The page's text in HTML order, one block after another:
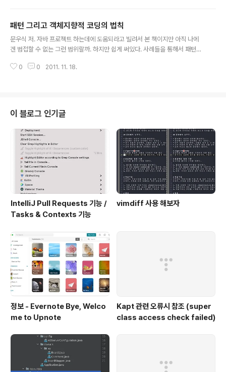
야하고 요구사항을 잘 구현해 전달 해야만 한다. 그렇게 사
용자 - 개발자는 커왔다. 하지만 시대는 급격하게 변화하고
IT는 눈을 감았다 뜨면 새로운 기술이 나오는 시대이니. 학
모든 것에 다재다능한 개발자란 없다. 단, 개발자는 고객의
패턴 그리고 객체지향적 코딩의 법칙
문우식 저. 자바 프로젝트 하는데에 도움되라고 빌려서 본 책이지만 아직 나에
겐 범접할 수 없는 그런 범위랄까. 하지만 쉽게 써있다. 사례들을 통해서 패턴에
이다. 탄력적인 코드다. 유연한 프로그램이다라고 사례로서 소개하고 패턴에 대
의 것을 추상화시킨 클래스의 형태라고 말하고 싶다. 원래 밥만 되면 되지 라고
하면 그건 고객의 니즈를 충족시키지 못하는 제품일 것이다. 그러나 개발자란
고객의 니즈를 충족시켜주..
0 0 2011. 11. 18.
이 블로그 인기글
IntelliJ Pull Requests 기능 /
Tasks & Contexts 기능
vimdiff 사용 해보자
정보 - Evernote Bye, Welco
me to Upnote
Kapt 관련 오류시 참조 (super
class access check failed)